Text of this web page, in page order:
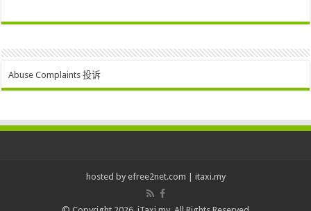
Abuse Complaints 投诉
hosted by efree2net.com itaxi.my